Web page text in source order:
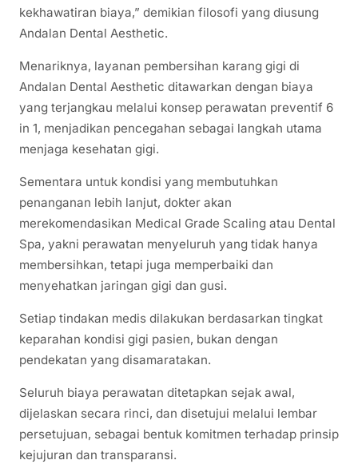
kekhawatiran biaya,” demikian filosofi yang diusung
Andalan Dental Aesthetic.
Menariknya, layanan pembersihan karang gigi di
Andalan Dental Aesthetic ditawarkan dengan biaya
yang terjangkau melalui konsep perawatan preventif 6
in 1, menjadikan pencegahan sebagai langkah utama
menjaga kesehatan gigi.
Sementara untuk kondisi yang membutuhkan
penanganan lebih lanjut, dokter akan
merekomendasikan Medical Grade Scaling atau Dental
Spa, yakni perawatan menyeluruh yang tidak hanya
membersihkan, tetapi juga memperbaiki dan
menyehatkan jaringan gigi dan gusi.
Setiap tindakan medis dilakukan berdasarkan tingkat
keparahan kondisi gigi pasien, bukan dengan
pendekatan yang disamaratakan.
Seluruh biaya perawatan ditetapkan sejak awal,
dijelaskan secara rinci, dan disetujui melalui lembar
persetujuan, sebagai bentuk komitmen terhadap prinsip
kejujuran dan transparansi.